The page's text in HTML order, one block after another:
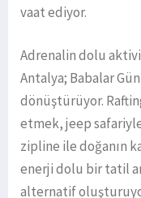
vaat ediyor.
Adrenalin dolu
Antalya; Babalar
dönüştürüyor.
etmek, jeep
zipline ile doğanın
enerji dolu bir tatil
alternatif